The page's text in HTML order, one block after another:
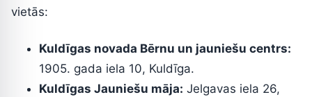
vietās:
Kuldīgas novada Bērnu un jauniešu centrs:
1905. gada iela 10, Kuldīga.
Kuldīgas Jauniešu māja: Jelgavas iela 26,